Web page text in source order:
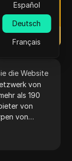
Español
Deutsch
Français
die Website
von
als 190
von
von
und